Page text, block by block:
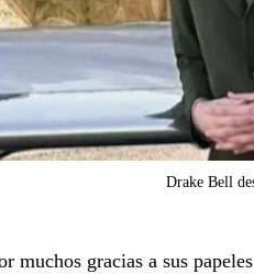
Drake Bell
muchos gracias a sus